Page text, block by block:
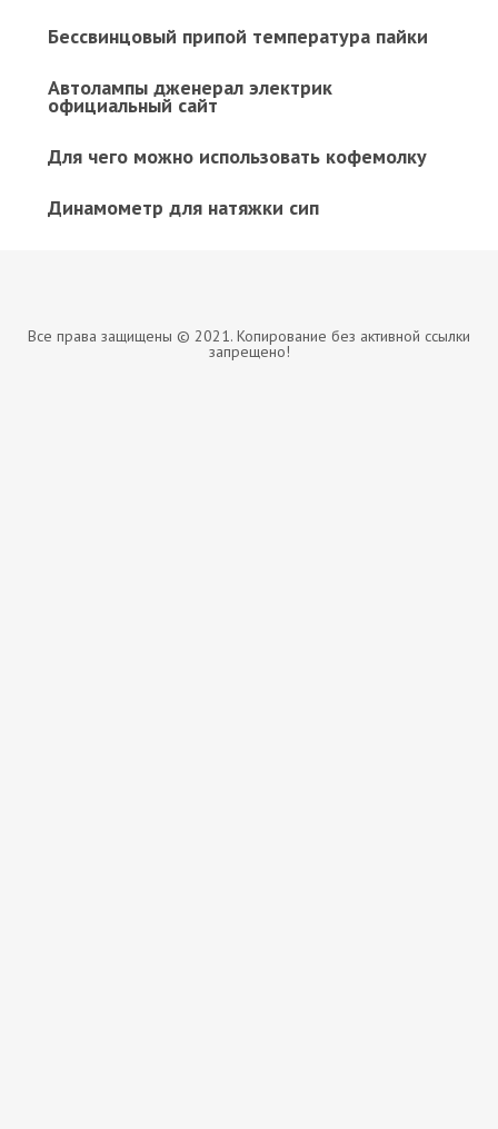
Бессвинцовый припой температура пайки
Автолампы дженерал электрик
официальный сайт
Для чего можно использовать кофемолку
Динамометр для натяжки сип
Все права защищены © 2021. Копирование без активной ссылки
запрещено!